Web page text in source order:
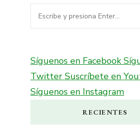
¿Buscas
algo?
Síguenos en Facebook
Twitter Suscríbete en
Síguenos en Instagram
RECIENTES